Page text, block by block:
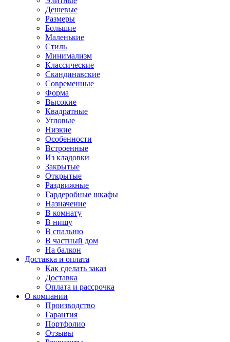
Дешевые
Размеры
Большие
Маленькие
Стиль
Минимализм
Классические
Скандинавские
Современные
Форма
Высокие
Квадратные
Угловые
Низкие
Особенности
Встроенные
Из кладовки
Закрытые
Открытые
Раздвижные
Гардеробные шкафы
Назначение
В комнату
В нишу
В спальню
В частный дом
На балкон
Доставка и оплата
Как сделать заказ
Доставка
Оплата и рассрочка
О компании
Производство
Гарантия
Портфолио
Отзывы